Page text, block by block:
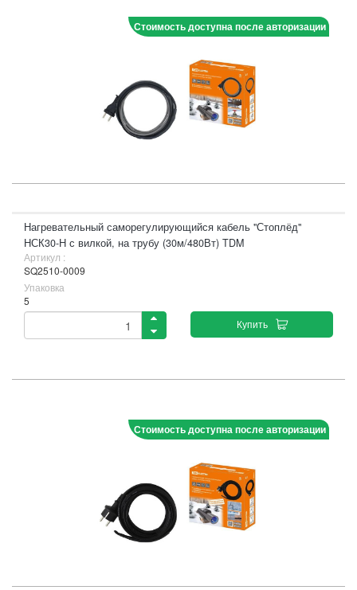
Стоимость доступна после авторизации
Нагревательный саморегулирующийся кабель "Стоплёд"
НСК30-Н с вилкой, на трубу (30м/480Вт) TDM
Артикул :
SQ2510-0009
Упаковка
5
Купить
Стоимость доступна после авторизации